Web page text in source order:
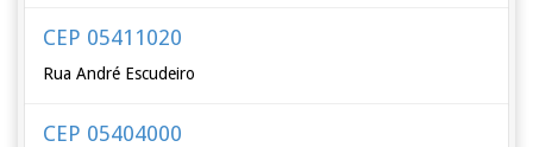
CEP 05411020
Rua André Escudeiro
CEP 05404000